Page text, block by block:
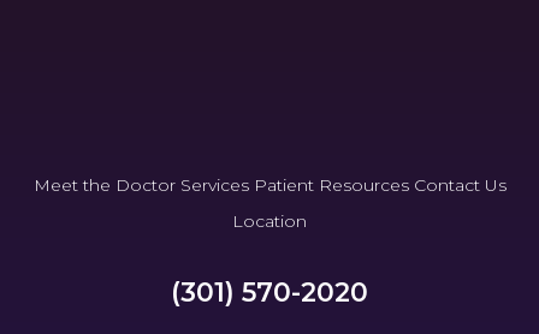
Meet the Doctor Services Patient Resources Contact Us
Location
(301) 570-2020